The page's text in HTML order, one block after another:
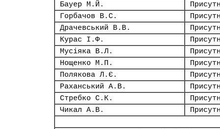
Бауер М.Й.
Горбачов В.С.
Драчевський В.В.
Курас І.Ф.
Мусіяка В.Л.
Нощенко М.П.
Полякова Л.Є.
Раханський А.В.
Стребко С.К.
Чикал А.В.